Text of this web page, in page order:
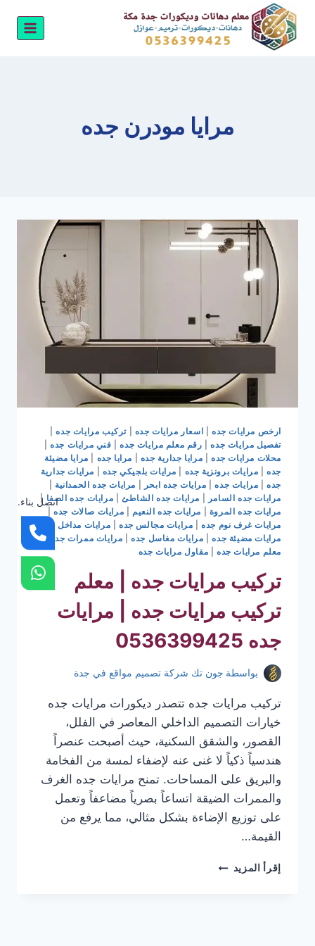
التجاوز
المحتوى
مرايا مودرن جده
ارخص مرايات جده| اسعار مرايات جده |تركيب مرايات جده|
تفصيل مرايات جده| رقم معلم مرايات جده| فني مرايات جده|
محلات مرايات جده| مرايا جدارية جده مرايا جده
مرايا مضيئة
جده| مرايات برونزية جده مرايات بلجيكي جده
مرايات جدارية
جده| مرايات جده| مرايات جده ابحر مرايات جده الحمدانية
مرايات جده السامر
مرايات جده الشاطئ مرايات جده الصفا |
مرايات جده المروة
مرايات جده النعيم مرايات صالات جده|
مرايات غرف نوم جده| مرايات مجالس جده مرايات مداخل جده
|
مرايات مضيئة جده| مرايات مغاسل جده| مرايات ممرات جده
|
معلم مرايات جده| مقاول مرايات جده
تركيب مرايات جده | معلم
تركيب مرايات جده | مرايات
جده 0536399425
بواسطة جون تك شركة تصميم مواقع في جدة
تركيب مرايات جده تتصدر ديكورات مرايات جده
خيارات التصميم الداخلي المعاصر في الفلل،
القصور، والشقق السكنية، حيث أصبحت عنصراً
هندسياً ذكياً لا غنى عنه لإضفاء لمسة من الفخامة
والبريق على المساحات. تمنح مرايات جده الغرف
والممرات الضيقة اتساعاً بصرياً مضاعفاً وتعمل
على توزيع الإضاءة بشكل مثالي، مما يرفع من
القيمة…
إقرأ المزيد تركيب
اتصل بناء.